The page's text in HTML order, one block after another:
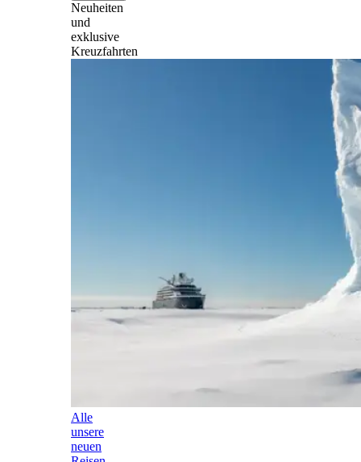
Neuheiten
und
exklusive
Kreuzfahrten
Alle
unsere
neuen